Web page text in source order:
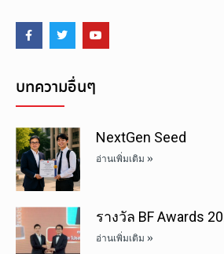
บทความอื่นๆ
NextGen Seed
อ่านเพิ่มเติม »
รางวัล BF Awards
อ่านเพิ่มเติม »